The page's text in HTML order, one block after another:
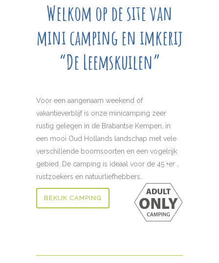
Welkom op de site van
mini camping en imkerij
“De Leemskuilen”
Voor een aangenaam weekend of
vakantieverblijf is onze minicamping zeer
rustig gelegen in de Brabantse Kempen, in
een mooi Oud Hollands landschap met vele
verschillende boomsoorten en een vogelrijk
gebied. De camping is ideaal voor de 45 +er ,
rustzoekers en natuurliefhebbers.
BEKIJK CAMPING